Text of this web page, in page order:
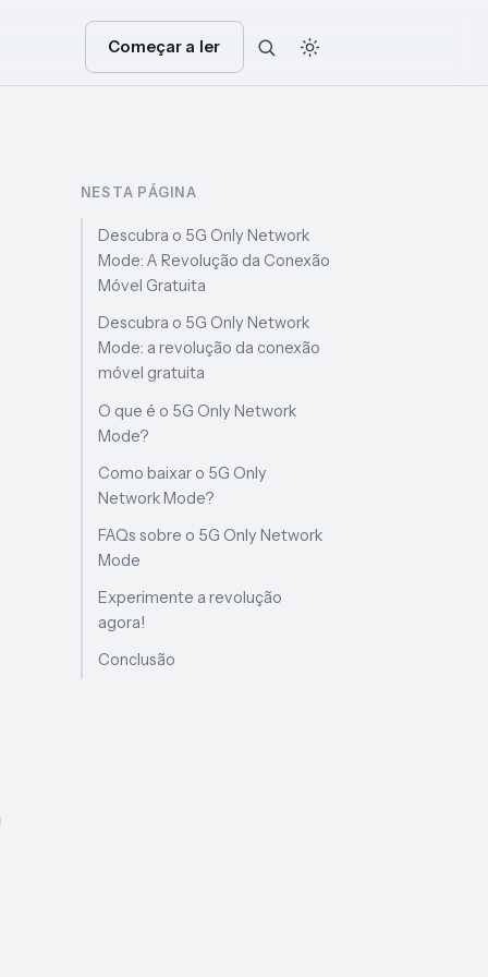
Começar a ler
NESTA PÁGINA
Descubra o 5G Only Network
Mode: A Revolução da Conexão
Móvel Gratuita
Descubra o 5G Only Network
Mode: a revolução da conexão
móvel gratuita
O que é o 5G Only Network
Mode?
Como baixar o 5G Only
Network Mode?
FAQs sobre o 5G Only Network
Mode
Experimente a revolução
agora!
Conclusão